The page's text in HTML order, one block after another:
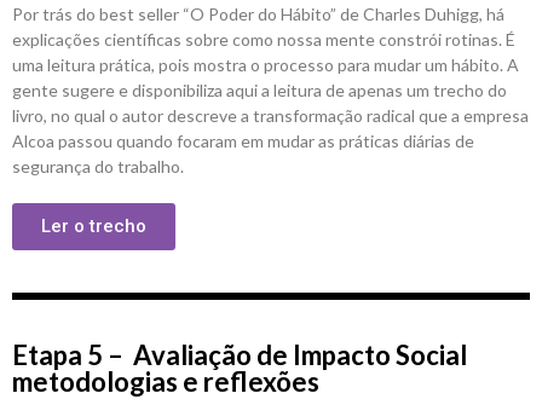
Por trás do best seller “O Poder do Hábito” de Charles Duhigg, há
explicações científicas sobre como nossa mente constrói rotinas. É
uma leitura prática, pois mostra o processo para mudar um hábito. A
gente sugere e disponibiliza aqui a leitura de apenas um trecho do
livro, no qual o autor descreve a transformação radical que a empresa
Alcoa passou quando focaram em mudar as práticas diárias de
segurança do trabalho.
Ler o trecho
Etapa 5 – Avaliação de Impacto Social
metodologias e reflexões